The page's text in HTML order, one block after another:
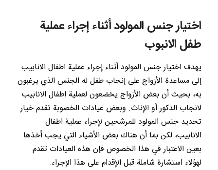
اختيار جنس المولود أثناء إجراء عملية
طفل الانبوب
يهدف اختيار جنس المولود أثناء إجراء عملية اطفال الانابيب
إلى مساعدة الأزواج على إنجاب طفل له الجنس الذي يرغبون
به، بحيث أن بعض الأزواج يخضعون لعملية اطفال الانابيب
لانجاب الذكور أو الإناث. وبعض عيادات الخصوبة تقدم خيار
تحديد جنس المولود للمرشحين لإجراء عملية اطفال
الانابيب، لكن بما أن هناك بعض الأشياء التي يجب أخذها
بعين الاعتبار في هذا الخصوص فإن هذه العيادات تقدم
لهؤلاء استشارة شاملة قبل الإقدام على هذا الإجراء.